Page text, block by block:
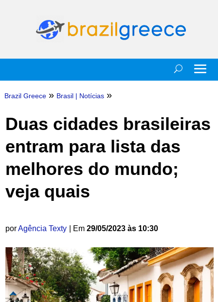
Brazil Greece » Brasil| Notícias »
Duas cidades brasileiras
entram para lista das
melhores do mundo;
veja quais
porAgência Texty | Em 29/05/2023 às 10:30